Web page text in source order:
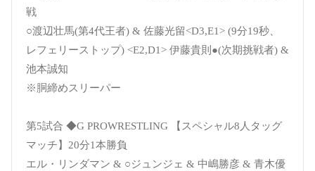
戦
○渡辺壮馬(第4代王者) & 佐藤光留<D3,E1> (9分19秒、
レフェリーストップ) <E2,D1> 伊藤貴則●(次期挑戦者) &
池本誠知
※胴締めスリーパー
第5試合 ◆G PROWRESTLING 【スペシャル8人タッグ
マッチ】20分1本勝負
エル・リンダマン & ○ジュンジェ & 中嶋勝彦 & 青木優